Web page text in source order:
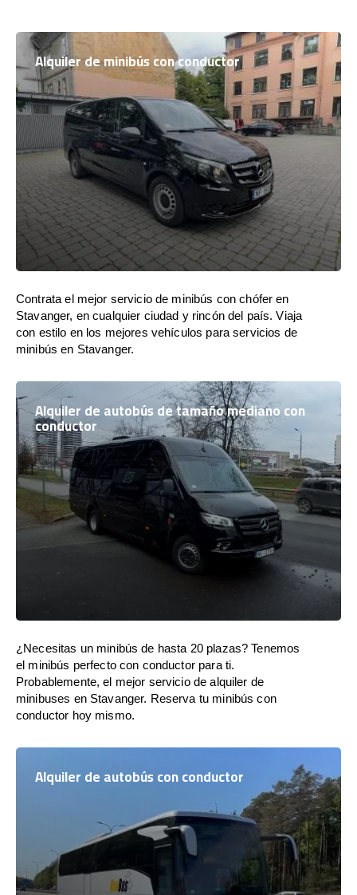
Alquiler de minibús con conductor
Contrata el mejor servicio de minibús con chófer en
Stavanger, en cualquier ciudad y rincón del país. Viaja
con estilo en los mejores vehículos para servicios de
minibús en Stavanger.
Alquiler de autobús de tamaño mediano con
conductor
¿Necesitas un minibús de hasta 20 plazas? Tenemos
el minibús perfecto con conductor para ti.
Probablemente, el mejor servicio de alquiler de
minibuses en Stavanger. Reserva tu minibús con
conductor hoy mismo.
Alquiler de autobús con conductor